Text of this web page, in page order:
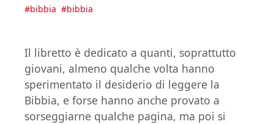
#bibbia #bibbia
Il libretto è dedicato a quanti, soprattutto
giovani, almeno qualche volta hanno
sperimentato il desiderio di leggere la
Bibbia, e forse hanno anche provato a
sorseggiarne qualche pagina, ma poi si